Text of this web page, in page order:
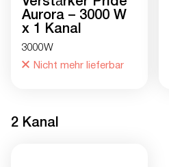
Aurora – 3000 W
x 1 Kanal
3000W
Nicht mehr lieferbar
2 Kanal